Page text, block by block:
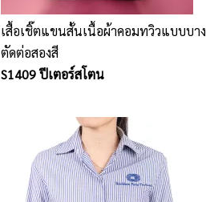
เสื้อเชิ๊ตแขนสั้นเนื้อผ้าคอมทวิวแบบบาง
ตัดต่อสองสี
S1409 ปีเตอร์สโตน